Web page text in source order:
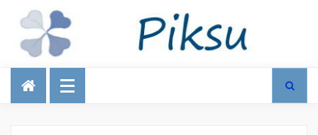
Talous